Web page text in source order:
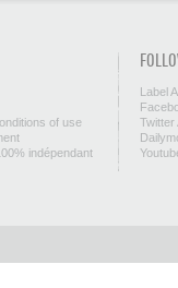
of use
indépendant
Label
Twitter